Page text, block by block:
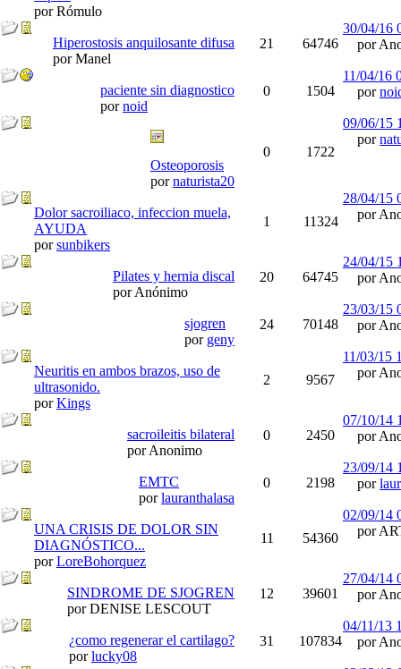
por Rómulo
Hiperostosis anquilosante difusa
por Manel
21 64746
30/04/16
por
paciente sin diagnostico
pornoid
0 1504
11/04/16
por
Osteoporosis
pornaturista20
0 1722
09/06/15
por
Dolor sacroiliaco, infeccion muela,
AYUDA
porsunbikers
1 11324
28/04/15
por
Pilates y hernia discal
por Anónimo
20 64745
24/04/15
por
sjogren
por geny
24 70148
23/03/15
por
Neuritis en ambos brazos, uso de
ultrasonido.
porKings
2 9567
11/03/15
por
sacroileitis bilateral
por Anonimo
0 2450
07/10/14
por
EMTC
porlauranthalasa
0 2198
23/09/14
por
UNA CRISIS DE DOLOR SIN
DIAGNÓSTICO...
porLoreBohorquez
11 54360
02/09/14
por
SINDROME DE SJOGREN
por DENISE LESCOUT
12 39601
27/04/14
por
¿como regenerar el cartilago?
porlucky08
31 107834
04/11/13
por